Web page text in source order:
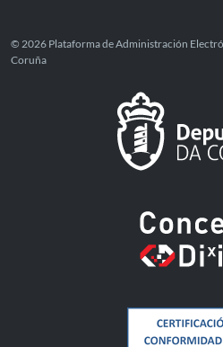
© 2026 Plataforma de Administración
Coruña